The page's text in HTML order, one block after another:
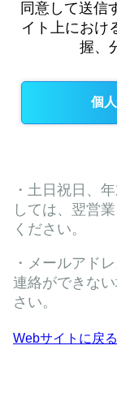
Webサイトに戻る